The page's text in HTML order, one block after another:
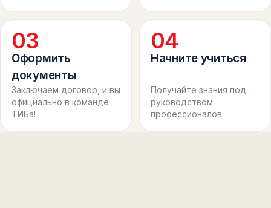
03
Оформить
документы
Заключаем договор, и вы
официально в команде
ТИБа!
04
Начните учиться
Получайте знания под
руководством
профессионалов